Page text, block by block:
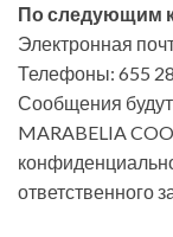
По следующим
Электронная
Телефоны: 655
Сообщения
MARABELIA
ответственного